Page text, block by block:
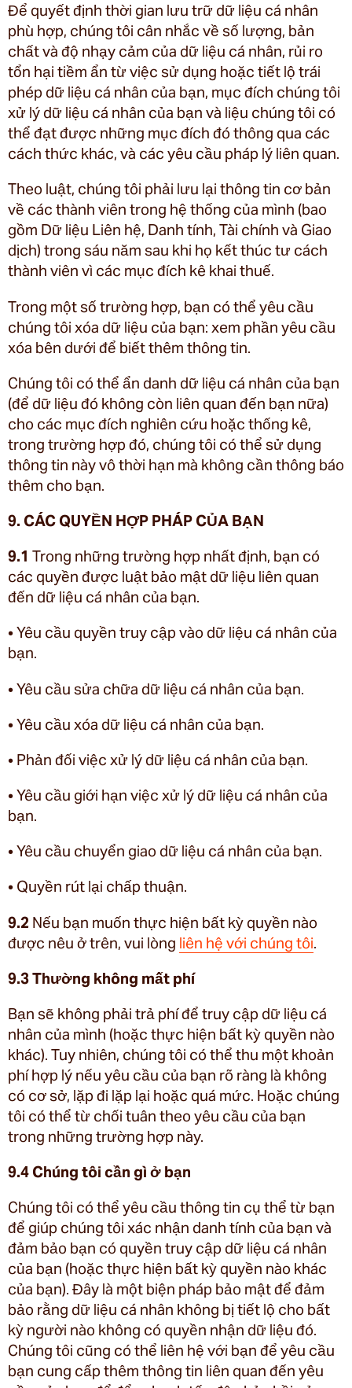
Để quyết định thời gian lưu trữ dữ liệu cá nhân
phù hợp, chúng tôi cân nhắc về số lượng, bản
chất và độ nhạy cảm của dữ liệu cá nhân, rủi ro
tổn hại tiềm ẩn từ việc sử dụng hoặc tiết lộ trái
phép dữ liệu cá nhân của bạn, mục đích chúng tôi
xử lý dữ liệu cá nhân của bạn và liệu chúng tôi có
thể đạt được những mục đích đó thông qua các
cách thức khác, và các yêu cầu pháp lý liên quan.
Theo luật, chúng tôi phải lưu lại thông tin cơ bản
về các thành viên trong hệ thống của mình (bao
gồm Dữ liệu Liên hệ, Danh tính, Tài chính và Giao
dịch) trong sáu năm sau khi họ kết thúc tư cách
thành viên vì các mục đích kê khai thuế.
Trong một số trường hợp, bạn có thể yêu cầu
chúng tôi xóa dữ liệu của bạn: xem phần yêu cầu
xóa bên dưới để biết thêm thông tin.
Chúng tôi có thể ẩn danh dữ liệu cá nhân của bạn
(để dữ liệu đó không còn liên quan đến bạn nữa)
cho các mục đích nghiên cứu hoặc thống kê,
trong trường hợp đó, chúng tôi có thể sử dụng
thông tin này vô thời hạn mà không cần thông báo
thêm cho bạn.
9. CÁC QUYỀN HỢP PHÁP CỦA BẠN
9.1 Trong những trường hợp nhất định, bạn có
các quyền được luật bảo mật dữ liệu liên quan
đến dữ liệu cá nhân của bạn.
• Yêu cầu quyền truy cập vào dữ liệu cá nhân của
bạn.
• Yêu cầu sửa chữa dữ liệu cá nhân của bạn.
• Yêu cầu xóa dữ liệu cá nhân của bạn.
• Phản đối việc xử lý dữ liệu cá nhân của bạn.
• Yêu cầu giới hạn việc xử lý dữ liệu cá nhân của
bạn.
• Yêu cầu chuyển giao dữ liệu cá nhân của bạn.
• Quyền rút lại chấp thuận.
9.2 Nếu bạn muốn thực hiện bất kỳ quyền nào
được nêu ở trên, vui lòng liên hệ với chúng tôi.
9.3 Thường không mất phí
Bạn sẽ không phải trả phí để truy cập dữ liệu cá
nhân của mình (hoặc thực hiện bất kỳ quyền nào
khác). Tuy nhiên, chúng tôi có thể thu một khoản
phí hợp lý nếu yêu cầu của bạn rõ ràng là không
có cơ sở, lặp đi lặp lại hoặc quá mức. Hoặc chúng
tôi có thể từ chối tuân theo yêu cầu của bạn
trong những trường hợp này.
9.4 Chúng tôi cần gì ở bạn
Chúng tôi có thể yêu cầu thông tin cụ thể từ bạn
để giúp chúng tôi xác nhận danh tính của bạn và
đảm bảo bạn có quyền truy cập dữ liệu cá nhân
của bạn (hoặc thực hiện bất kỳ quyền nào khác
của bạn). Đây là một biện pháp bảo mật để đảm
bảo rằng dữ liệu cá nhân không bị tiết lộ cho bất
kỳ người nào không có quyền nhận dữ liệu đó.
Chúng tôi cũng có thể liên hệ với bạn để yêu cầu
bạn cung cấp thêm thông tin liên quan đến yêu